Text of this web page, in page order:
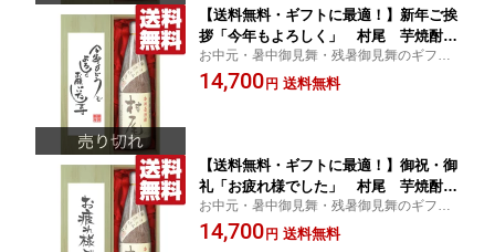
【送料無料・ギフトに最適！】新年ご挨
拶「今年もよろしく」 村尾 芋焼酎
25度 1800ml「豪華桐箱入り」(北海
道・沖縄は送料+990円)
お中元・暑中御見舞・残暑御見舞のギフト
受付中！
14,700 円 送料無料
【送料無料・ギフトに最適！】御祝・御
礼「お疲れ様でした」 村尾 芋焼酎
25度 1800ml「豪華桐箱入り」(北海
道・沖縄は送料+990円)
お中元・暑中御見舞・残暑御見舞のギフト
受付中！
14,700 円 送料無料